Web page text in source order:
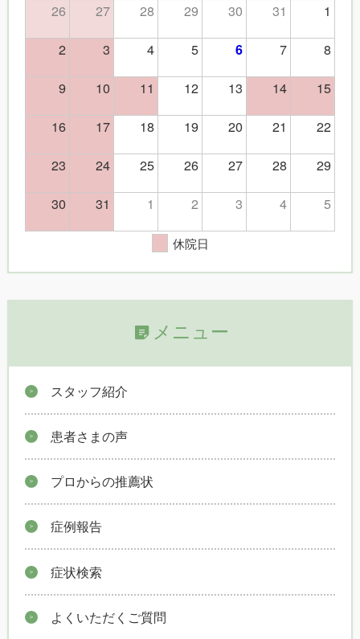
26 27 28 29 30 31
1
2
3 4 5 6 7
8
9
10 11 12 13 14
15
16
17 18 19 20 21
22
23
24 25 26 27 28
29
30
31 1 2 3 4 5
休院日
メニュー
スタッフ紹介
患者さまの声
プロからの推薦状
症例報告
症状検索
よくいただくご質問